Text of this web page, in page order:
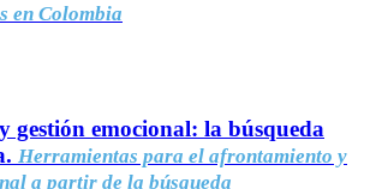
en Colombia
gestión emocional: la búsqueda
Herramientas para el afrontamiento y
a partir de la búsqueda